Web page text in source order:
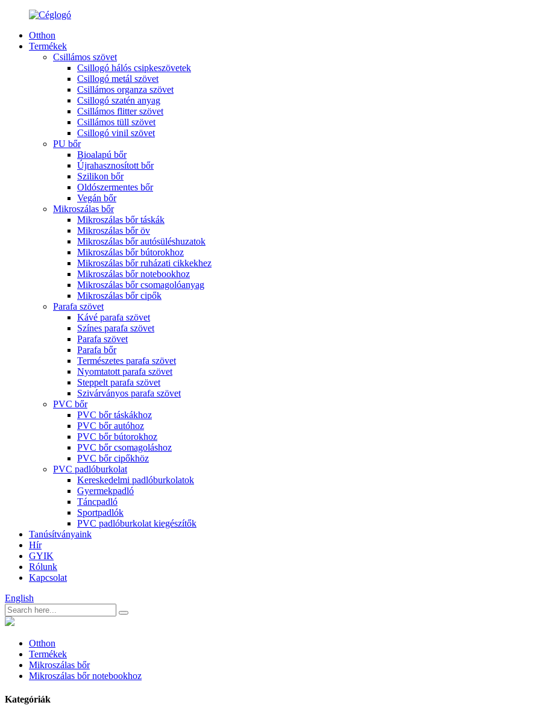
Otthon
Termékek
Csillámos szövet
Csillogó hálós csipkeszövetek
Csillogó metál szövet
Csillámos organza szövet
Csillogó szatén anyag
Csillámos flitter szövet
Csillámos tüll szövet
Csillogó vinil szövet
PU bőr
Bioalapú bőr
Újrahasznosított bőr
Szilikon bőr
Oldószermentes bőr
Vegán bőr
Mikroszálas bőr
Mikroszálas bőr táskák
Mikroszálas bőr öv
Mikroszálas bőr autósüléshuzatok
Mikroszálas bőr bútorokhoz
Mikroszálas bőr ruházati cikkekhez
Mikroszálas bőr notebookhoz
Mikroszálas bőr csomagolóanyag
Mikroszálas bőr cipők
Parafa szövet
Kávé parafa szövet
Színes parafa szövet
Parafa szövet
Parafa bőr
Természetes parafa szövet
Nyomtatott parafa szövet
Steppelt parafa szövet
Szivárványos parafa szövet
PVC bőr
PVC bőr táskákhoz
PVC bőr autóhoz
PVC bőr bútorokhoz
PVC bőr csomagoláshoz
PVC bőr cipőkhöz
PVC padlóburkolat
Kereskedelmi padlóburkolatok
Gyermekpadló
Táncpadló
Sportpadlók
PVC padlóburkolat kiegészítők
Tanúsítványaink
Hír
GYIK
Rólunk
Kapcsolat
English
Otthon
Termékek
Mikroszálas bőr
Mikroszálas bőr notebookhoz
Kategóriák